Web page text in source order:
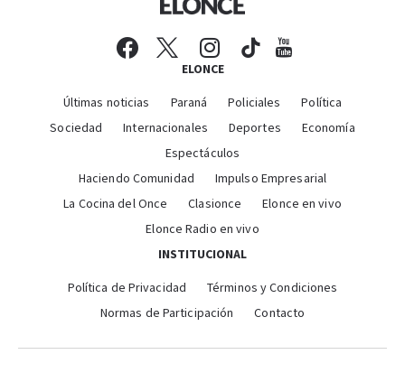
ELONCE
Últimas noticias Paraná Policiales
Política
Sociedad
Internacionales Deportes
Economía
Espectáculos
Haciendo Comunidad
Impulso Empresarial
La Cocina del Once
Clasionce
Elonce en vivo
Elonce Radio en vivo
INSTITUCIONAL
Política de Privacidad
Términos y Condiciones
Normas de Participación
Contacto